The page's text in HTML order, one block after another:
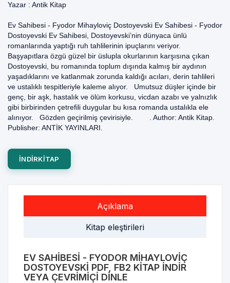
Yazar : Antik Kitap
Ev Sahibesi - Fyodor Mihayloviç Dostoyevski Ev Sahibesi - Fyodor
Dostoyevski Ev Sahibesi, Dostoyevski’nin dünyaca ünlü
romanlarında yaptığı ruh tahlilerinin ipuçlarını veriyor.
Başyapıtlara özgü güzel bir üslupla okurlarının karşısına çıkan
Dostoyevski, bu romanında toplum dışında kalmış bir aydının
yaşadıklarını ve katlanmak zorunda kaldığı acıları, derin tahlileri
ve ustalıklı tespitleriyle kaleme alıyor. Umutsuz düşler içinde bir
genç, bir aşk, hastalık ve ölüm korkusu, vicdan azabı ve yalnızlık
gibi birbirinden çetrefili duygular bu kısa romanda ustalıkla ele
alınıyor. Gözden geçirilmiş çevirisiyle. . Author: Antik Kitap.
Publisher: ANTİK YAYINLARI.
INDIRKITAP
Açıklama
Kitap eleştirileri
EV SAHIBESI - FYODOR MIHAYLOVIÇ
DOSTOYEVSKI PDF, FB2 KITAP INDIR
VEYA ÇEVRIMIÇI DINLE